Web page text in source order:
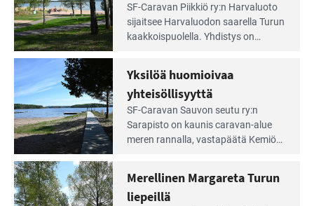
Lue
Leirintäoppaan
artikkeli:
Meren
äärellä
ja
vehreän
virkistysalueen
laidalla
SF-Caravan Piikkiö ry:n Harvaluoto
sijait­see Harvaluodon saarella Turun
kaakkois­puolella. Yhdistys on
virkistysalueesta.
Lue
Leirintäoppaan
artikkeli:
Yksilöä
huomioivaa
yhteisöllisyyttä
Yksilöä huomioivaa
yhteisöllisyyttä
SF-Caravan Sauvon seutu ry:n
Sarapisto on kaunis caravan-alue
meren rannalla, vasta­päätä Kemiön
kymmenen paikkaa ilman sähköä.
Merellinen Margareta Turun
liepeillä